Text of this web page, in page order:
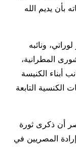
بأن يديم الله
ونائبه
المطرانية،
أبناء الكنيسة
الكنسية التابعة
أن ذكرى ثورة
المصريين في